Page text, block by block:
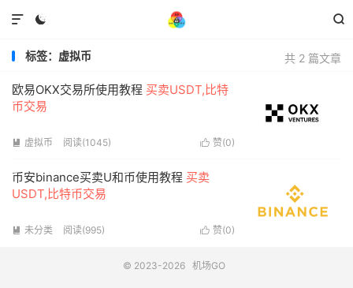



共 2 篇文章
标签：虚拟币
欧易OKX交易所使用教程 买卖USDT,比特
币交易
 赞(0)
 虚拟币 阅读(1045)
币安binance买卖U和币使用教程 买卖
USDT,比特币交易
 赞(0)
 未分类 阅读(995)
© 2023-2026 机场GO